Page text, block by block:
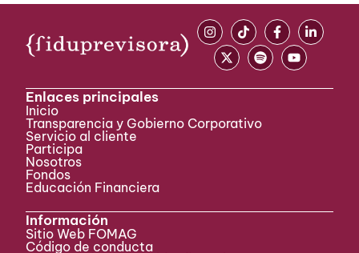
Enlaces principales
Inicio
Transparencia y Gobierno Corporativo
Servicio al cliente
Participa ​
Nosotros
Fondos
Educación Financiera
Información
Sitio Web FOMAG
Código de conducta